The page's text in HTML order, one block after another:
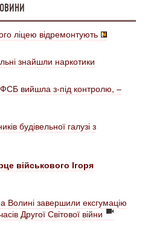
ліцею відремонтують
знайшли наркотики
ФСБ вийшла з-під контролю, –
будівельної галузі з
військового Ігоря
Волині завершили ексгумацію
Другої Світової війни